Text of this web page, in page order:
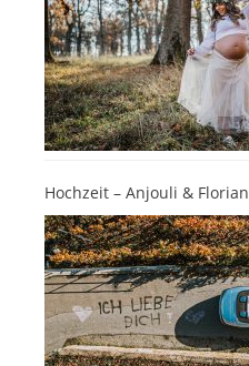
Hochzeit – Anjouli & Florian